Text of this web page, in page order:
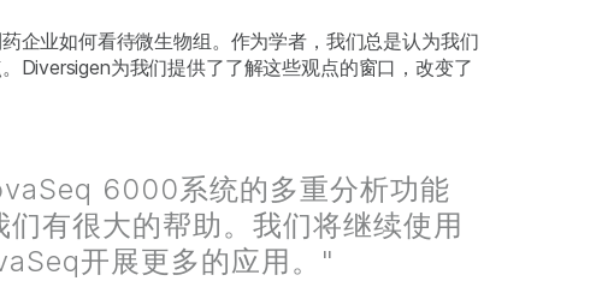
企业如何看待微生物组。作为学者，我们总是认为我们
Diversigen为我们提供了了解这些观点的窗口，改变了
6000系统的多重分析功能
们有很大的帮助。我们将继续使用
开展更多的应用。"